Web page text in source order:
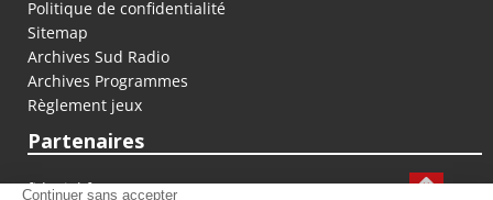
Politique de confidentialité
Sitemap
Archives Sud Radio
Archives Programmes
Règlement jeux
Partenaires
fiducial.fr